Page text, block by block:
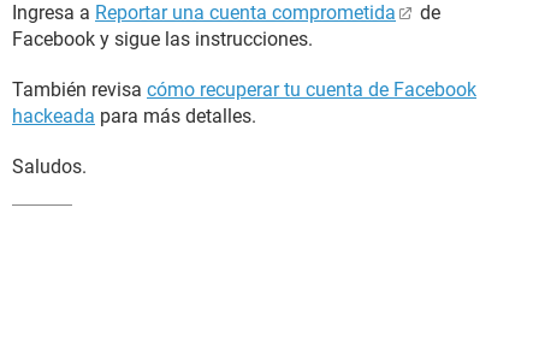
Ingresa a Reportar una cuenta comprometida
de
Facebook y sigue las instrucciones.
También revisa cómo recuperar tu cuenta de Facebook
hackeada para más detalles.
Saludos.